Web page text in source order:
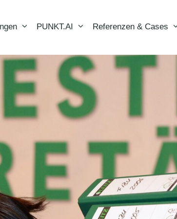
PUNKT.AI Referenzen & Cases